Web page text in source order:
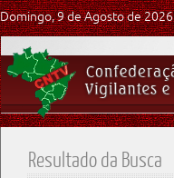
Domingo, 9 de Agosto de 2026
Resultado da Busca